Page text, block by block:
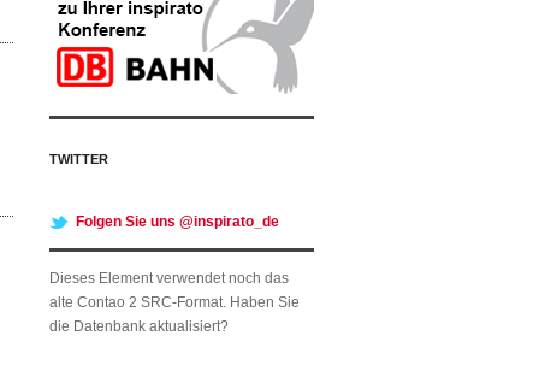
TWITTER
Folgen Sie uns @inspirato_de
Dieses Element verwendet noch das
alte Contao 2 SRC-Format. Haben Sie
die Datenbank aktualisiert?